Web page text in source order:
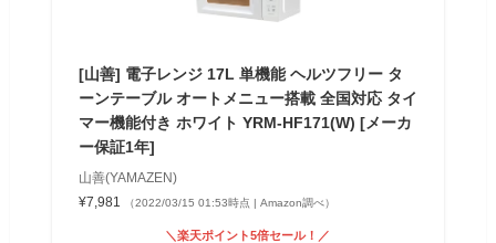
[山善] 電子レンジ 17L 単機能 ヘルツフリー タ
ーンテーブル オートメニュー搭載 全国対応 タイ
マー機能付き ホワイト YRM-HF171(W) [メーカ
ー保証1年]
山善(YAMAZEN)
¥7,981
（2022/03/15 01:53時点 | Amazon調べ）
＼楽天ポイント5倍セール！／